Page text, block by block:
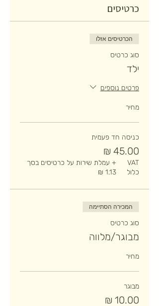
כרטיסים
הכרטיסים אזלו
סוג כרטיס
ילד
פרטים נוספים
מחיר
כניסה חד פעמית
VAT
כלול
+ עמלת שירות על כרטיסים בסך
‏1.13 ‏₪
המכירה הסתיימה
סוג כרטיס
מבוגר/מלווה
מחיר
מבוגר